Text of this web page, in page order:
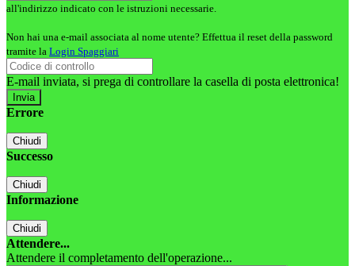
all'indirizzo indicato con le istruzioni necessarie.
Non hai una e-mail associata al nome utente? Effettua il reset della password
tramite la Login Spaggiari
E-mail inviata, si prega di controllare la casella di posta elettronica!
Errore
Chiudi
Successo
Chiudi
Informazione
Chiudi
Attendere...
Attendere il completamento dell'operazione...